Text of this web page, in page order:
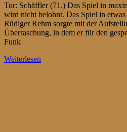
Tor: Schäffler (71.) Das Spiel in
wird nicht belohnt. Das Spiel in
Rüdiger Rehm sorgte mit der
Überraschung, in dem er für den
Funk
Weiterlesen